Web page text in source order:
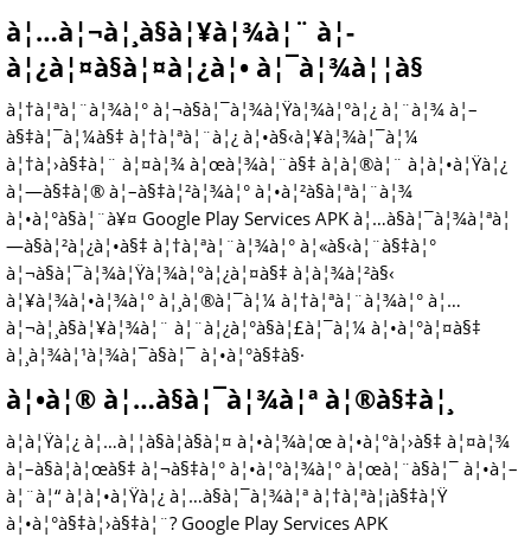
à¦…à¦¬à¦¸à§à¦¥à¦¾à¦¨ à¦­
à¦¿à¦¤à§à¦¤à¦¿à¦• à¦¯à¦¾à¦¦à§
à¦†à¦ªà¦¨à¦¾à¦° à¦¬à§à¦¯à¦¾à¦Ÿà¦¾à¦°à¦¿ à¦¨à¦¾ à¦–
à§‡à¦¯à¦¼à§‡ à¦†à¦ªà¦¨à¦¿ à¦•à§‹à¦¥à¦¾à¦¯à¦¼
à¦†à¦›à§‡à¦¨ à¦¤à¦¾ à¦œà¦¾à¦¨à§‡ à¦à¦®à¦¨ à¦à¦•à¦Ÿà¦¿
à¦—à§‡à¦® à¦–à§‡à¦²à¦¾à¦° à¦•à¦²à§à¦ªà¦¨à¦¾
à¦•à¦°à§à¦¨à¥¤ Google Play Services APK à¦…à§à¦¯à¦¾à¦ªà¦
—à§à¦²à¦¿à¦•à§‡ à¦†à¦ªà¦¨à¦¾à¦° à¦«à§‹à¦¨à§‡à¦°
à¦¬à§à¦¯à¦¾à¦Ÿà¦¾à¦°à¦¿à¦¤à§‡ à¦­à¦¾à¦²à§‹
à¦¥à¦¾à¦•à¦¾à¦° à¦¸à¦®à¦¯à¦¼ à¦†à¦ªà¦¨à¦¾à¦° à¦…
à¦¬à¦¸à§à¦¥à¦¾à¦¨ à¦¨à¦¿à¦°à§à¦£à¦¯à¦¼ à¦•à¦°à¦¤à§‡
à¦¸à¦¾à¦¹à¦¾à¦¯à§à¦¯ à¦•à¦°à§‡à§·
à¦•à¦® à¦…à§à¦¯à¦¾à¦ª à¦®à§‡à¦¸
à¦à¦Ÿà¦¿ à¦…à¦¦à§à¦­à§à¦¤ à¦•à¦¾à¦œ à¦•à¦°à¦›à§‡ à¦¤à¦¾
à¦–à§à¦à¦œà§‡ à¦¬à§‡à¦° à¦•à¦°à¦¾à¦° à¦œà¦¨à§à¦¯ à¦•à¦–
à¦¨à¦“ à¦à¦•à¦Ÿà¦¿ à¦…à§à¦¯à¦¾à¦ª à¦†à¦ªà¦¡à§‡à¦Ÿ
à¦•à¦°à§‡à¦›à§‡à¦¨? Google Play Services APK